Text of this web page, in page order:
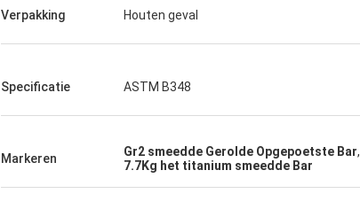
Verpakking Houten geval
Specificatie ASTM B348
Markeren Gr2 smeedde Gerolde Opgepoetste Bar,
7.7Kg het titanium smeedde Bar